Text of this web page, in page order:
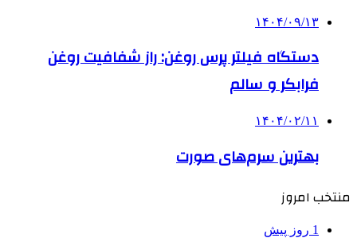
۱۴۰۴/۰۹/۱۳
دستگاه فیلتر پرس روغن: راز شفافیت روغن
فرابکر و سالم
۱۴۰۴/۰۲/۱۱
بهترین سرم‌های صورت
منتخب امروز
1 روز پیش